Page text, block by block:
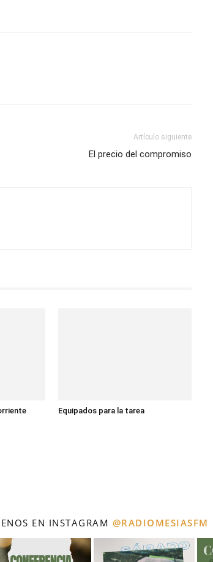
Artículo siguiente
El precio del compromiso
Equipados para la tarea
EN INSTAGRAM @RADIOMESIASFM